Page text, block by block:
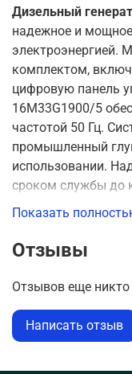
Дизельный
надежное и
электроэнергией.
комплектом,
цифровую панель
16M33G1900/5
частотой 50 Гц.
промышленный
использовании.
сроком службы до
часов
Показать
Отзывы
Отзывов еще никто
Написать отзыв